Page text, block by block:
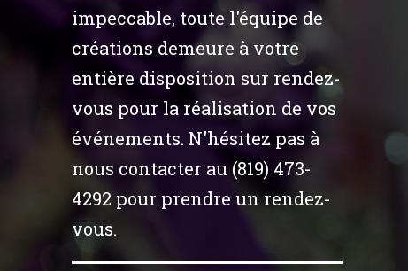
impeccable, toute l'équipe de
créations demeure à votre
entière disposition sur rendez-
vous pour la réalisation de vos
événements. N'hésitez pas à
nous contacter au (819) 473-
4292 pour prendre un rendez-
vous.